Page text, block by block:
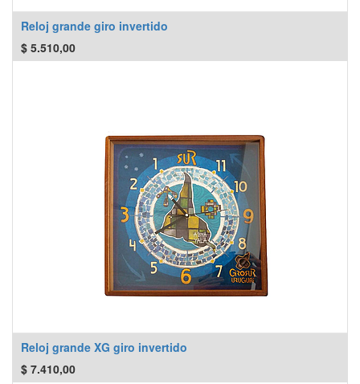
Reloj grande giro invertido
$ 5.510,00
Reloj grande XG giro invertido
$ 7.410,00